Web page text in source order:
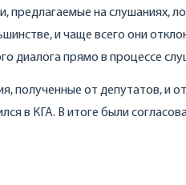
предлагаемые на слушаниях,
и чаще всего они
диалога прямо в процессе
полученные от депутатов, и
в КГА. В итоге были